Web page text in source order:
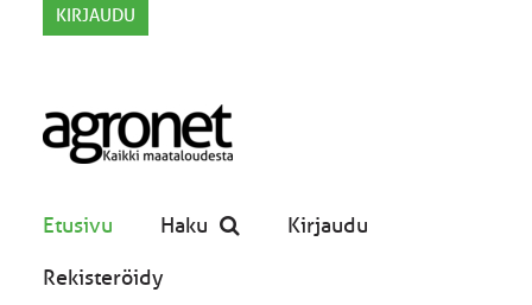
Etusivu Haku Kirjaudu
Rekisteröidy